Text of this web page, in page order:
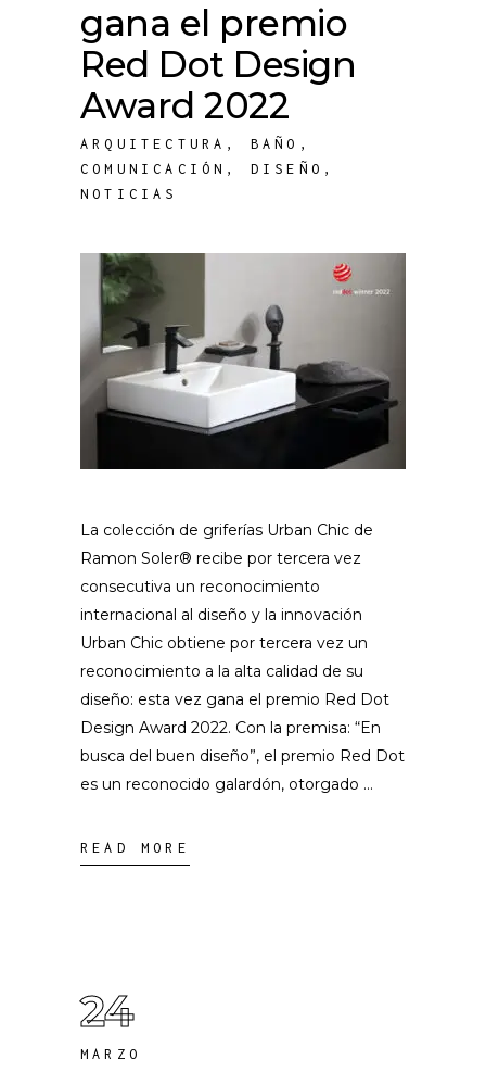
gana el premio
Red Dot Design
Award 2022
ARQUITECTURA , BAÑO ,
COMUNICACIÓN , DISEÑO ,
NOTICIAS
La colección de griferías Urban Chic de
Ramon Soler® recibe por tercera vez
consecutiva un reconocimiento
internacional al diseño y la innovación
Urban Chic obtiene por tercera vez un
reconocimiento a la alta calidad de su
diseño: esta vez gana el premio Red Dot
Design Award 2022. Con la premisa: “En
busca del buen diseño”, el premio Red Dot
es un reconocido galardón, otorgado
READ MORE
24
MARZO